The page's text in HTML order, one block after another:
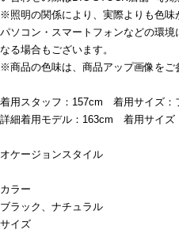
※照明の関係により、実際よりも色
パソコン・スマートフォンなどの環
なる場合もございます。
※商品の色味は、商品アップ画像をご
着用スタッフ：157cm 着用サイズ：
詳細着用モデル：163cm 着用サイズ
オケージョンスタイル
カラー
ブラック、ナチュラル
サイズ